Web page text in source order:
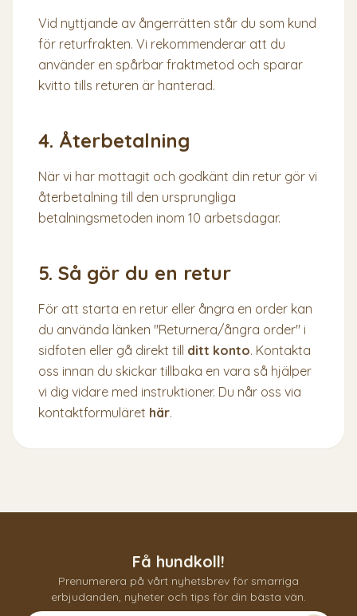
Vid nyttjande av ångerrätten står du som kund
för returfrakten. Vi rekommenderar att du
använder en spårbar fraktmetod och sparar
kvitto tills returen är hanterad.
4. Återbetalning
När vi har mottagit och godkänt din retur gör vi
återbetalning till den ursprungliga
betalningsmetoden inom 10 arbetsdagar.
5. Så gör du en retur
För att starta en retur eller ångra en order kan
du använda länken "Returnera/ångra order" i
sidfoten eller gå direkt till ditt konto. Kontakta
oss innan du skickar tillbaka en vara så hjälper
vi dig vidare med instruktioner. Du når oss via
kontaktformuläret här.
Få hundkoll!
Prenumerera på vårt nyhetsbrev för smarriga
erbjudanden, nyheter och tips för din bästa vän.